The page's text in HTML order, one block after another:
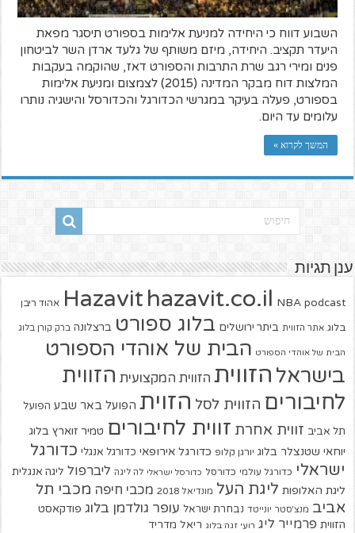
השבוע דווח כי היחידה למניעת אלימות בספורט תיסגר מפאת
היעדר תקציב. היחידה, מיזם משותף של גלעד ארדן השר לביטחון
פנים ומירי רגב שרת התרבות והספורט דאז, שהוקמה בעקבות
המלצות דוח מבקר המדינה (2015) לצמצום ומניעת אלימות
בספורט, פעלה בעיקר במגרשי הכדורגל והכדורסל והישגיה נותרו
עלומים עד היום.
המשך לקרוא »
ענן תגיות
Hazavit hazavit.co.il NBA podcast אהוד ריבן
בלוג אתר הזווית ביתר ירושלים בלוג ספורט ברצלונה ברק קורן בלוג
הבית של אוהדי הספורט הבית של אוהדי הספורט
בישראל הזווית הזווית המקצועית הזווית
לחיבורים הזווית לסל הזוית הפועל באר שבע הפועל
תל אביב זווית אחרת זווית לחיבורים טמיר זוארץ בלוג
יוחאי שטנצלר בלוג יורגן קלופ כדורגל אירופאי כדורגל אנגלי כדורגל
ישראלי כדורגל עולמי כדורסל כדורסל ישראלי לה ליגה ליברפול ליגה אנגלית
ליגת האלופות ליגת העל מונדיאל 2018 מכבי חיפה מכבי תל
אביב מנצ'סטר יונייטד נבחרת ישראל עופר גולדמן בלוג פודקאסט
הזווית פרמייר ליג רועי זגה בלוג ריאל מדריד